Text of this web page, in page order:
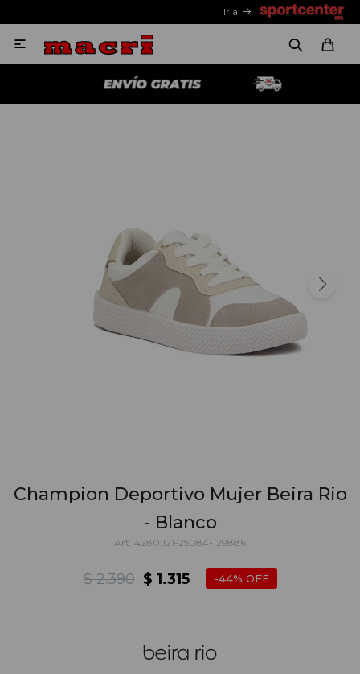
Ir a

Champion Deportivo Mujer Beira Rio
- Blanco
4280.121-25084-129886
$ 1.315
$ 2.390 44